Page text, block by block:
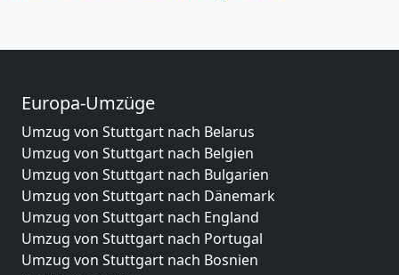
Europa-Umzüge
Umzug von Stuttgart nach Belarus
Umzug von Stuttgart nach Belgien
Umzug von Stuttgart nach Bulgarien
Umzug von Stuttgart nach Dänemark
Umzug von Stuttgart nach England
Umzug von Stuttgart nach Portugal
Umzug von Stuttgart nach Bosnien